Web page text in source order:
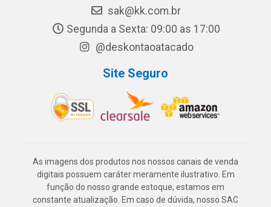
sak@kk.com.br
Segunda a Sexta: 09:00 as 17:00
@deskontaoatacado
Site Seguro
As imagens dos produtos nos nossos canais de venda
digitais possuem caráter meramente ilustrativo. Em
função do nosso grande estoque, estamos em
constante atualização. Em caso de dúvida, nosso SAC